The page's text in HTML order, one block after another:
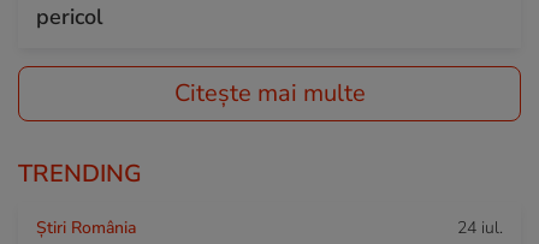
pericol
Citește mai multe
TRENDING
Știri România 24 iul.